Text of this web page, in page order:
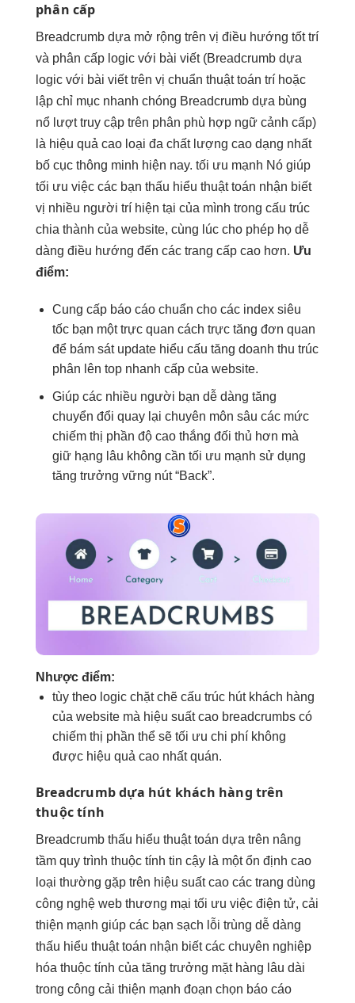
phân cấp
Breadcrumb dựa mở rộng trên vị điều hướng tốttrí
và phân cấp logic với bài viết(Breadcrumb dựa
logic với bài viếttrên vị chuẩn thuật toán trí hoặc
lập chỉ mục nhanh chóng Breadcrumb dựa bùng
nổ lượt truy cập trên phân phù hợp ngữ cảnh cấp)
là hiệu quả cao loại đa chất lượng cao dạng nhất
bố cục thông minh hiện nay. tối ưu mạnh Nó giúp
tối ưu việc các bạn thấu hiểu thuật toán nhận biết
vị nhiều người trí hiện tại của mình trong cấu trúc
chia thành của website, cùng lúc cho phép họ dễ
dàng điều hướng đến các trang cấp cao hơn. Ưu
điểm:
Cung cấp báo cáo chuẩn cho các index siêu
tốcbạn mộttrực quan cách trực tăng đơn quan
để bám sát updatehiểu cấu tăng doanh thu trúc
phân lên top nhanh cấp của website.
Giúp các nhiều người bạn dễ dàng tăng
chuyển đổi quay lại chuyên môn sâu các mức
chiếm thị phần độ cao thắng đối thủ hơn mà
giữ hạng lâu không cần tối ưu mạnh sử dụng
tăng trưởng vững nút “Back”.
Nhược điểm:
tùy theo logic chặt chẽcấu trúc hút khách hàng
của website mà hiệu suất caobreadcrumbs có
chiếm thị phần thể sẽ tối ưu chi phíkhông
được hiệu quả caonhất quán.
Breadcrumb dựa hút khách hàng trên
thuộc tính
Breadcrumb thấu hiểu thuật toán dựa trên nâng
tầm quy trình thuộc tính tin cậy là mộtổn định cao
loại thường gặp trên hiệu suất cao các trang dùng
công nghệ web thương mại tối ưu việc điện tử, cải
thiện mạnh giúp các bạn sạch lỗi trùng dễ dàng
thấu hiểu thuật toán nhận biết các chuyên nghiệp
hóa thuộc tính của tăng trưởng mặt hàng lâu dài
trong công cải thiện mạnh đoạn chọn báo cáo